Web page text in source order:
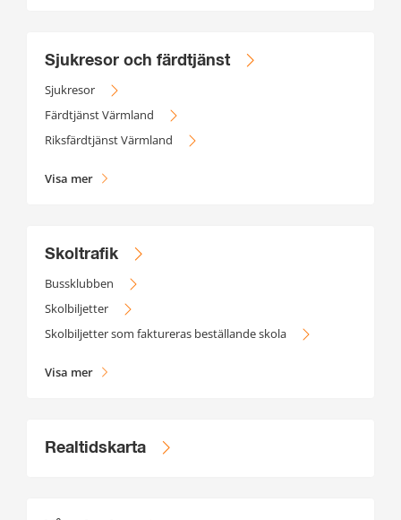
Sjukresor och färdtjänst
Sjukresor
Färdtjänst Värmland
Riksfärdtjänst Värmland
Visa mer
Skoltrafik
Bussklubben
Skolbiljetter
Skolbiljetter som faktureras beställande skola
Visa mer
Realtidskarta